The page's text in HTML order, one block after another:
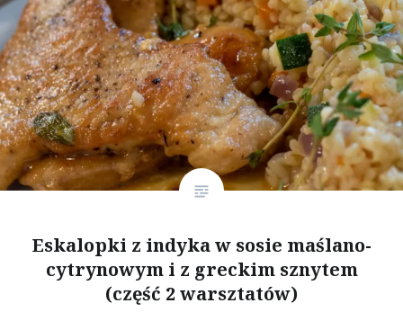
Eskalopki z indyka w sosie maślano-
cytrynowym i z greckim sznytem
(część 2 warsztatów)